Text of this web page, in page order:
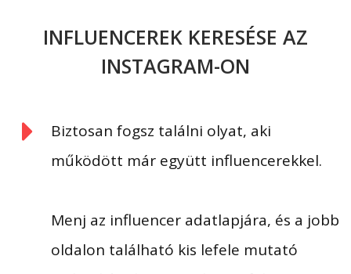
INFLUENCEREK KERESÉSE AZ
INSTAGRAM-ON
Biztosan fogsz találni olyat, aki
működött már együtt influencerekkel.
Menj az influencer adatlapjára, és a jobb
oldalon található kis lefele mutató